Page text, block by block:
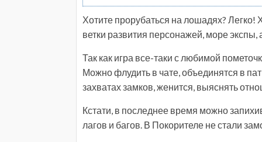
Хотите прорубаться на лошадях?
ветки развития персонажей, море экспы,
Так как игра все-таки с любимой
Можно флудить в чате, объединятся в
захватах замков, женится, выяснять
Кстати, в последнее время можно
лагов и багов. В Покорителе не стали